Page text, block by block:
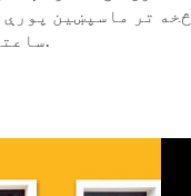
څخه تر ماسپښین
ساعتونه د ټیټ نرخ نرخ کې دي.